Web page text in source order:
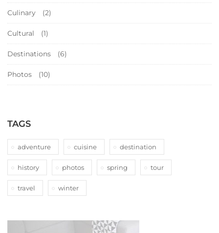
Culinary (2)
Cultural (1)
Destinations (6)
Photos (10)
TAGS
adventure cuisine destination
history photos spring tour
travel winter